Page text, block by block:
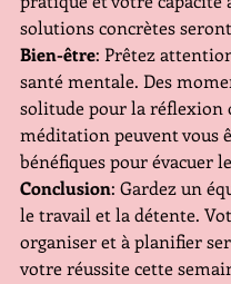
solutions concrètes
Bien-être: Prêtez
santé mentale. Des
solitude pour la réflexion
méditation peuvent vous
bénéfiques pour évacuer
Conclusion: Gardez un
le travail et la détente.
organiser et à planifier
votre réussite cette